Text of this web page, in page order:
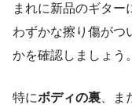
まれに新品のギター
わずかな擦り傷がつ
かを確認しましょう。
特にボディの裏 、ま